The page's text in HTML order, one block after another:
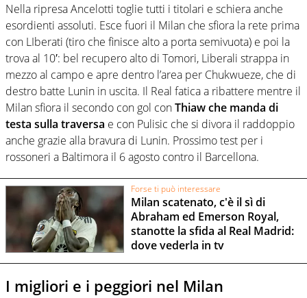
Nella ripresa Ancelotti toglie tutti i titolari e schiera anche
esordienti assoluti. Esce fuori il Milan che sfiora la rete prima
con LIberati (tiro che finisce alto a porta semivuota) e poi la
trova al 10′: bel recupero alto di Tomori, Liberali strappa in
mezzo al campo e apre dentro l’area per Chukwueze, che di
destro batte Lunin in uscita. Il Real fatica a ribattere mentre il
Milan sfiora il secondo con gol conThiaw che manda di
testa sulla traversa e con Pulisic che si divora il raddoppio
anche grazie alla bravura di Lunin. Prossimo test per i
rossoneri a Baltimora il 6 agosto contro il Barcellona.
Forse ti può interessare
Milan scatenato, c'è il sì di
Abraham ed Emerson Royal,
stanotte la sfida al Real Madrid:
dove vederla in tv
I migliori e i peggiori nel Milan